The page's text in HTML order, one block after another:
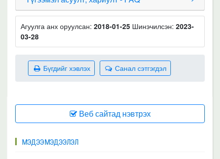
Агуулга анх оруулсан: 2018-01-25 Шинэчилсэн: 2023-
03-28
Санал сэтгэгдэл
Бүгдийг хэвлэх
Веб сайтад нэвтрэх
МЭДЭЭ МЭДЭЭЛЭЛ